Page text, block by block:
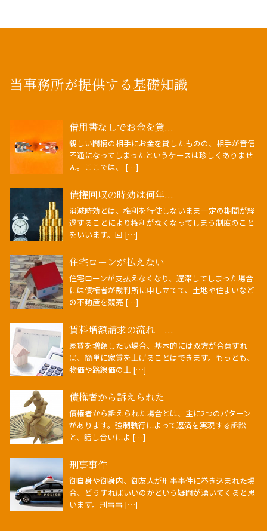
当事務所が提供する基礎知識
借用書なしでお金を貸...
親しい間柄の相手にお金を貸したものの、相手が音信
不通になってしまったというケースは珍しくありませ
ん。ここでは、 […]
債権回収の時効は何年...
消滅時効とは、権利を行使しないまま一定の期間が経
過することにより権利がなくなってしまう制度のこと
をいいます。回 […]
住宅ローンが払えない
住宅ローンが支払えなくなり、遅滞してしまった場合
には債権者が裁判所に申し立てて、土地や住まいなど
の不動産を競売 […]
賃料増額請求の流れ｜...
家賃を増額したい場合、基本的には双方が合意すれ
ば、簡単に家賃を上げることはできます。もっとも、
物価や路線価の上 […]
債権者から訴えられた
債権者から訴えられた場合とは、主に2つのパターン
があります。強制執行によって返済を実現する訴訟
と、話し合いによ […]
刑事事件
御自身や御身内、御友人が刑事事件に巻き込まれた場
合、どうすればいいのかという疑問が湧いてくると思
います。刑事事 […]